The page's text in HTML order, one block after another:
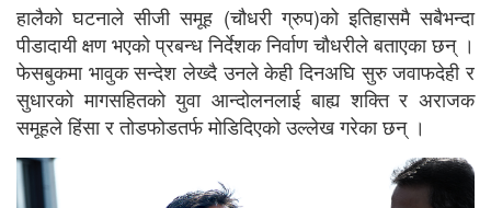
हालैको घटनाले सीजी समूह (चौधरी ग्रुप)को इतिहासमै सबैभन्दा
पीडादायी क्षण भएको प्रबन्ध निर्देशक निर्वाण चौधरीले बताएका छन् ।
फेसबुकमा भावुक सन्देश लेख्दै उनले केही दिनअघि सुरु जवाफदेही र
सुधारको मागसहितको युवा आन्दोलनलाई बाह्य शक्ति र अराजक
समूहले हिंसा र तोडफोडतर्फ मोडिदिएको उल्लेख गरेका छन् ।